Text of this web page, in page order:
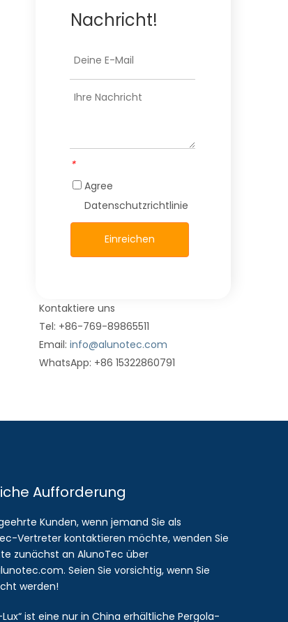
Nachricht!
*
Agree
Datenschutzrichtlinie
Einreichen
Kontaktiere uns
Tel: +86-769-89865511
Email: info@alunotec.com
WhatsApp: +86 15322860791
Aufforderung
Kunden, wenn jemand Sie als
Vertreter kontaktieren möchte, wenden Sie
zunächst an AlunoTec über
Seien Sie vorsichtig, wenn Sie
werden!
Lux“ ist eine nur in China erhältliche Pergola-